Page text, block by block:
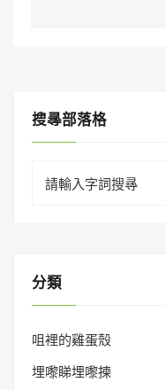
搜㝷部落格
for:
分類
咀裡的雞蛋殼
埋嚟睇埋嚟揀